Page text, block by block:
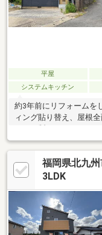
平屋
システムキッチン
約3年前にリフォームを
ィング貼り替え、屋根
イズに拡張）、三面鏡
トイレ、エコキュート
玄関ドア（電子錠）・
ス、全室床木製フロア
ト・スイッチ・ブレー
シロアリ予防工事、太
福岡県北九
3LDK